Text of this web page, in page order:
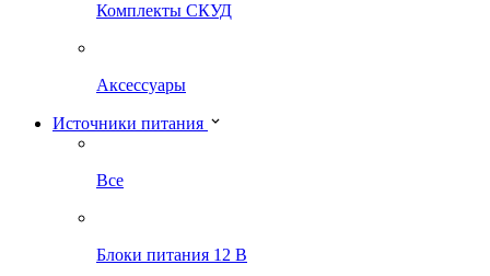
Комплекты СКУД
Аксессуары
Источники питания
Все
Блоки питания 12 В